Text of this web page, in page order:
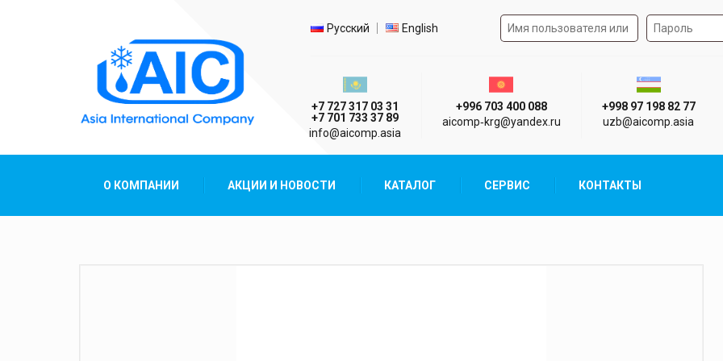
Выбор языка
Русский English Форма авторизации на
Казахстан г. Алматы
+7 727 317 03 31
+7 701 733 37 89
info@aicomp.asia
Киргизия г. Бишкек
+996 703 400 088
aicomp‑krg@yandex.ru
Узбекистан
+998 97 198 82 77
uzb@aicomp.asia
О КОМПАНИИ АКЦИИ И НОВОСТИ КАТАЛОГ СЕРВИС КОНТАКТЫ